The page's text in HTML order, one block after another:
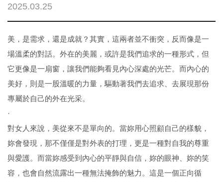
2025.03.25
美，是需求，還是成就？其實，這兩者並不衝突，反而像是一
場溫柔的對話。外在的美麗，或許是我們追求的一種形式，但
它更像是一扇窗，讓我們能夠看見內心深處的光芒。而內心的
美好，則是一股溫暖的力量，驅動著我們去追求、去展現那份
專屬於自己的外在光采。
·
對女人來說，美從來不是單向的。當妳用心照顧自己的樣貌，
妳會發現，那不僅僅是對外表的打理，更是一種對自我的尊重
與愛護。而當妳感受到內心的平靜與自信，妳的眼神、妳的笑
容，也會自然流露出一種無法掩飾的魅力。這是一個正向循